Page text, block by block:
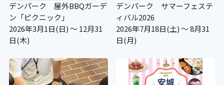
×
階段手すり点字シート
×
デンパーク 屋外BBQガーデ
ン「ピクニック」
2026年3月1日(日) ～ 12月31
日(木)
デンパーク サマーフェステ
ィバル2026
2026年7月18日(土) ～ 8月31
日(月)